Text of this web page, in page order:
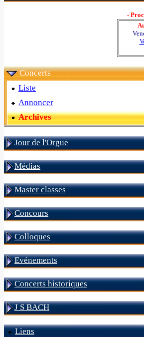
-
Concerts
Liste
Annoncer
Archives
Jour de l'Orgue
Médias
Master classes
Concours
Colloques
Evénements
Concerts historiques
J S BACH
Liens